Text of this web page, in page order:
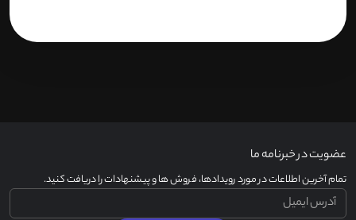
عضویت در خبرنامه ما
تمام آخرین اطلاعات در مورد رویدادها، فروش ها و پیشنهادات را دریافت کنید.